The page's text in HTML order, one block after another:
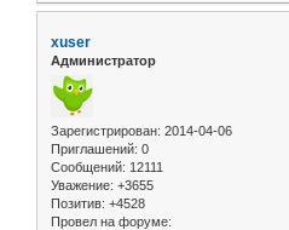
xuser
Администратор
Зарегистрирован: 2014-04-06
Приглашений: 0
Сообщений: 12111
Уважение: +3655
Позитив: +4528
Провел на форуме: